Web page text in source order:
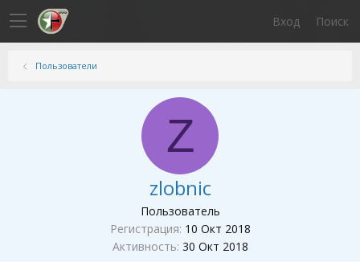
Вход Поиск
Пользователи
Z
zlobnic
Пользователь
Регистрация 10 Окт 2018
Активность 30 Окт 2018